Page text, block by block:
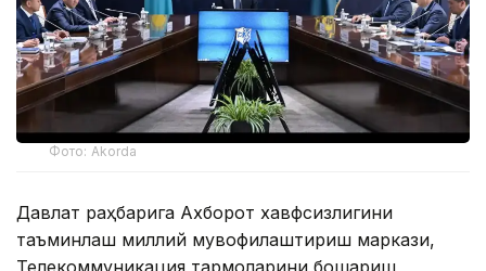
Фото: Akorda
Давлат раҳбарига Ахборот хавфсизлигини
таъминлаш миллий мувофиқлаштириш маркази,